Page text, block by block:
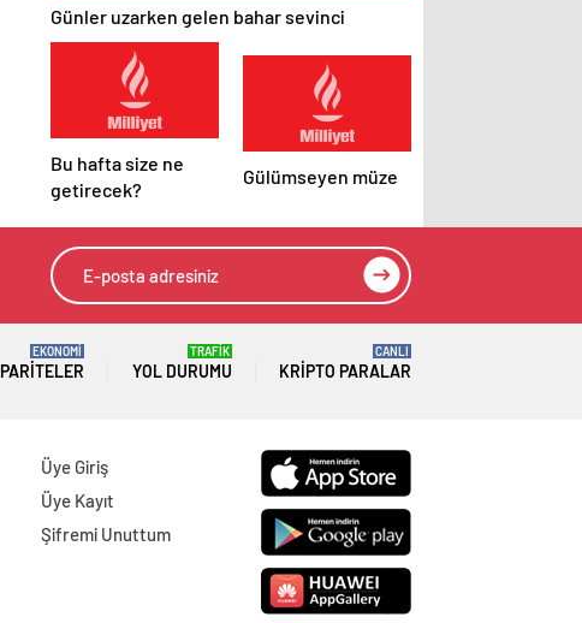
Günler uzarken gelen bahar sevinci
Bu hafta size ne
getirecek?
Gülümseyen müze
PARITELER
EKONOMİ
YOL DURUMU
TRAFİK
KRIPTO PARALAR
CANLI
Üye Giriş
Üye Kayıt
Şifremi Unuttum